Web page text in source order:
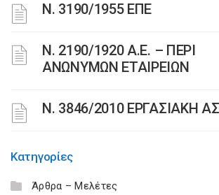
Ν. 3190/1955 ΕΠΕ
Ν. 2190/1920 Α.Ε. – ΠΕΡΙ
ΑΝΩΝΥΜΩΝ ΕΤΑΙΡΕΙΩΝ
Ν. 3846/2010 ΕΡΓΑΣΙΑΚΗ
Κατηγορίες
Άρθρα – Μελέτες